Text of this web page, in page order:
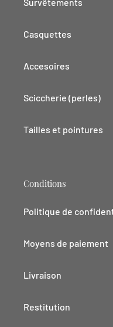
Casquettes
Accesoires
Sciccherie (perles)
Tailles et pointures
Conditions
Politique de
Moyens de paiement
Livraison
Restitution